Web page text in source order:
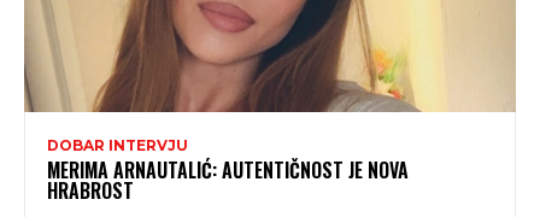
DOBAR INTERVJU
MERIMA ARNAUTALIĆ: AUTENTIČNOST JE NOVA
HRABROST